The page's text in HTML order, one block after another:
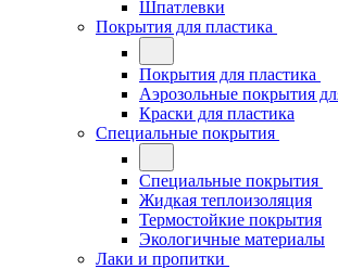
Шпатлевки
Покрытия для пластика
Покрытия для пластика
Аэрозольные покрытия
Краски для пластика
Специальные покрытия
Специальные покрытия
Жидкая теплоизоляция
Термостойкие покрытия
Экологичные материалы
Лаки и пропитки